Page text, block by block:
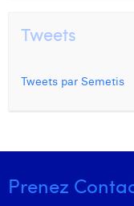
Tweets
Tweets par Semetis
Prenez